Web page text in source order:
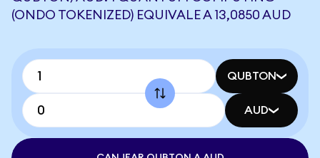
(ONDO TOKENIZED) EQUIVALE A 13,0850 AUD
QUBTON
AUD